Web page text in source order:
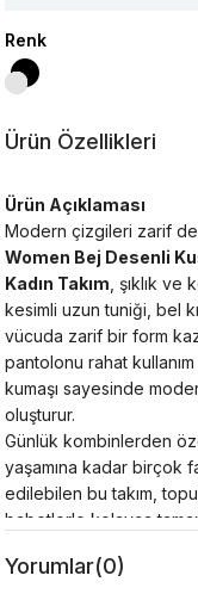
Renk
Ürün Özellikleri
Ürün Açıklaması
Modern çizgileri zarif
Women Bej Desenli
Kadın Takım , şıklık
kesimli uzun tuniği, bel
vücuda zarif bir form
pantolonu rahat
kumaşı sayesinde
oluşturur.
Günlük kombinlerden
yaşamına kadar birçok
edilebilen bu takım,
babetlerle kolayca
olmaya adaydır.
Yorumlar(0)